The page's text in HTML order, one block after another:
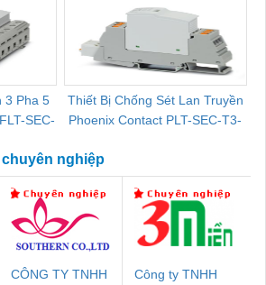
3 Pha 5
SEC-
Thiết Bị Chống Sét Lan Truyền
Phoenix Contact PLT-SEC-T3-
nghiệp
CÔNG TY TNHH
Công ty TNHH